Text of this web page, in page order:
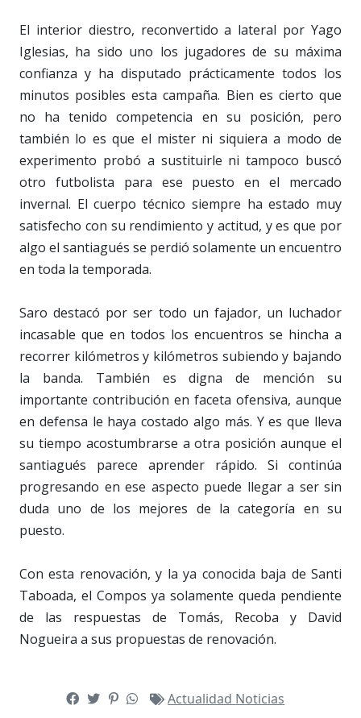
El interior diestro, reconvertido a lateral por Yago
Iglesias, ha sido uno los jugadores de su máxima
confianza y ha disputado prácticamente todos los
minutos posibles esta campaña. Bien es cierto que
no ha tenido competencia en su posición, pero
también lo es que el mister ni siquiera a modo de
experimento probó a sustituirle ni tampoco buscó
otro futbolista para ese puesto en el mercado
invernal. El cuerpo técnico siempre ha estado muy
satisfecho con su rendimiento y actitud, y es que por
algo el santiagués se perdió solamente un encuentro
en toda la temporada.
Saro destacó por ser todo un fajador, un luchador
incasable que en todos los encuentros se hincha a
recorrer kilómetros y kilómetros subiendo y bajando
la banda. También es digna de mención su
importante contribución en faceta ofensiva, aunque
en defensa le haya costado algo más. Y es que lleva
su tiempo acostumbrarse a otra posición aunque el
santiagués parece aprender rápido. Si continúa
progresando en ese aspecto puede llegar a ser sin
duda uno de los mejores de la categoría en su
puesto.
Con esta renovación, y la ya conocida baja de Santi
Taboada, el Compos ya solamente queda pendiente
de las respuestas de Tomás, Recoba y David
Nogueira a sus propuestas de renovación.
Actualidad Noticias